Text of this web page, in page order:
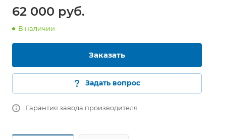
62 000 руб.
В наличии
Заказать
Задать вопрос
Гарантия завода производителя